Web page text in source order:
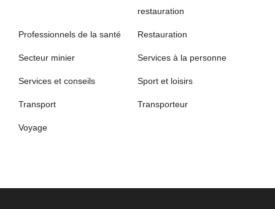
restauration
Professionnels de la santé Restauration
Secteur minier Services à la personne
Services et conseils Sport et loisirs
Transport Transporteur
Voyage